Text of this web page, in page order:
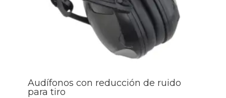
Audífonos con reducción de ruido
para tiro